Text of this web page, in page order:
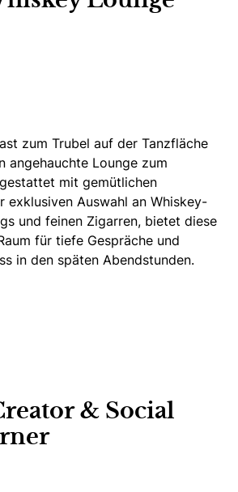
zum Trubel auf der Tanzfläche
angehauchte Lounge zum
mit gemütlichen
exklusiven Auswahl an Whiskey-
und feinen Zigarren, bietet diese
für tiefe Gespräche und
in den späten Abendstunden.
& Social